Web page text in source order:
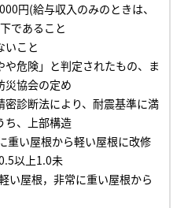
円(給与収入のみのときは、
であること
いこと
危険」と判定されたもの、 ま
災協会の定め
密診断法により、耐震基準に満
ち、上部構造
い屋根から軽い屋根に改修
以上1.0未
屋根，非常に重い屋根から